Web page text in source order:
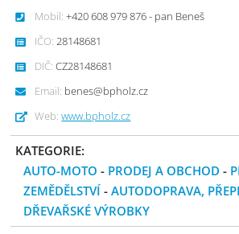
Mobil: +420 608 979 876 - pan Beneš
IČO: 28148681
DIČ: CZ28148681
Email: benes@bpholz.cz
Web: www.bpholz.cz
KATEGORIE:
AUTO-MOTO - PRODEJ A OBCHOD -
ZEMĚDĚLSTVÍ -AUTODOPRAVA,
DŘEVAŘSKÉ VÝROBKY